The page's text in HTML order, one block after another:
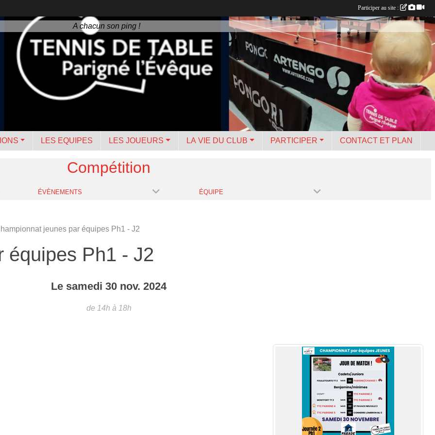
A chacun son ping !
LES EQUIPES LES JOUEURS LA VIE DU CLUB PARTICIPER CONTACT ET PLAN
Compétition
ÉVÈNEMENTS ÉQUIPE
jeunes par équipes Ph1 - J2
équipes Ph1 - J2
Le samedi 30 nov. 2024
de 14h à 18h
Participer au site :